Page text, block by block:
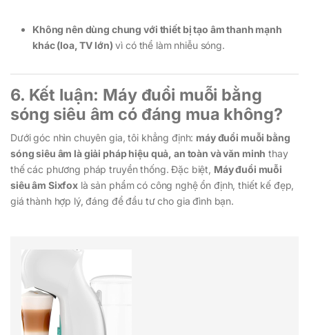
Không nên dùng chung với thiết bị tạo âm thanh mạnh
khác (loa, TV lớn) vì có thể làm nhiễu sóng.
6. Kết luận: Máy đuổi muỗi bằng
sóng siêu âm có đáng mua không?
Dưới góc nhìn chuyên gia, tôi khẳng định: máy đuổi muỗi bằng
sóng siêu âm là giải pháp hiệu quả, an toàn và văn minh thay
thế các phương pháp truyền thống. Đặc biệt, Máy đuổi muỗi
siêu âm Sixfox là sản phẩm có công nghệ ổn định, thiết kế đẹp,
giá thành hợp lý, đáng để đầu tư cho gia đình bạn.